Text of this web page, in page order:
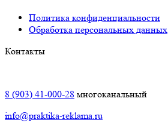
Политика конфиденциальности
Обработка персональных данных
Контакты
8 (903) 41-000-28 многоканальный
info@praktika-reklama.ru